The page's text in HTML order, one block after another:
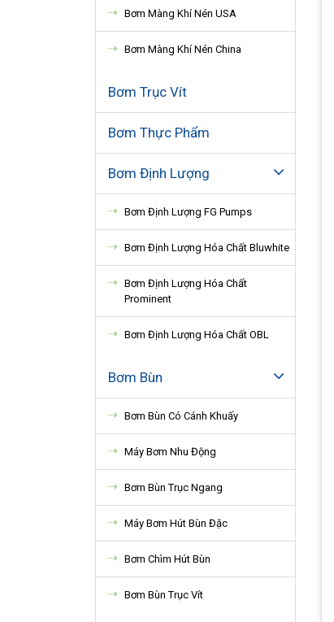
Bơm Màng Khí Nén USA
Bơm Màng Khí Nén China
Bơm Trục Vít
Bơm Thực Phẩm
Bơm Định Lượng
Bơm Định Lượng FG Pumps
Bơm Định Lượng Hóa Chất Bluwhite
Bơm Định Lượng Hóa Chất
Prominent
Bơm Định Lượng Hóa Chất OBL
Bơm Bùn
Bơm Bùn Có Cánh Khuấy
Máy Bơm Nhu Động
Bơm Bùn Trục Ngang
Máy Bơm Hút Bùn Đặc
Bơm Chìm Hút Bùn
Bơm Bùn Trục Vít